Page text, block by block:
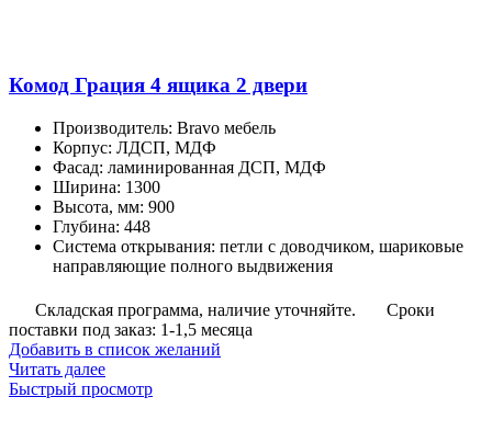
Комод Грация 4 ящика 2 двери
Производитель: Bravo мебель
Корпус: ЛДСП, МДФ
Фасад: ламинированная ДСП, МДФ
Ширина: 1300
Высота, мм: 900
Глубина: 448
Система открывания: петли с доводчиком, шариковые
направляющие полного выдвижения
Складская программа, наличие уточняйте.
Сроки
поставки под заказ: 1-1,5 месяца
Добавить в список желаний
Читать далее
Быстрый просмотр